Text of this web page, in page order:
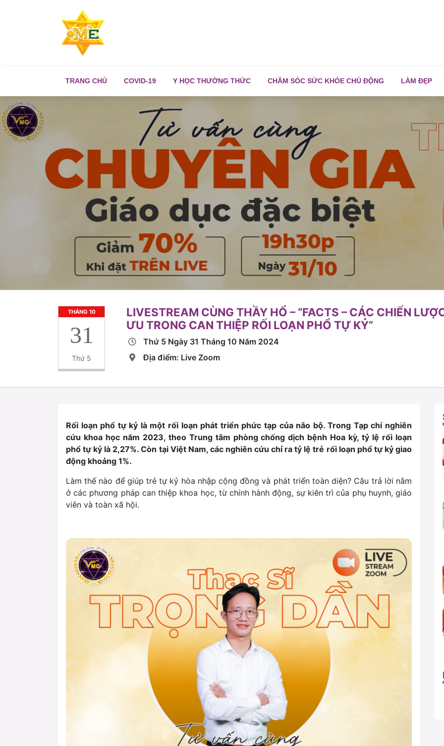
TRANG CHỦ COVID-19 Y HỌC THƯỜNG THỨC CHĂM SÓC SỨC KHỎE CHỦ ĐỘNG LÀM ĐẸP
THÁNG 10
31
Thứ 5
LIVESTREAM CÙNG THẦY HỔ – “FACTS – CÁC CHIẾN
ƯU TRONG CAN THIỆP RỐI LOẠN PHỔ TỰ KỶ”
Thứ 5 Ngày 31 Tháng 10 Năm 2024
Địa điểm: Live Zoom
Rối loạn phổ tự kỷ là một rối loạn phát triển phức tạp của não bộ. Trong Tạp chí nghiên
cứu khoa học năm 2023, theo Trung tâm phòng chống dịch bệnh Hoa kỳ, tỷ lệ rối loạn
phổ tự kỷ là 2,27%. Còn tại Việt Nam, các nghiên cứu chỉ ra tỷ lệ trẻ rối loạn phổ tự kỷ giao
động khoảng 1%.
Làm thế nào để giúp trẻ tự kỷ hòa nhập cộng đồng và phát triển toàn diện? Câu trả lời nằm
ở các phương pháp can thiệp khoa học, từ chính hành động, sự kiên trì của phụ huynh, giáo
viên và toàn xã hội.